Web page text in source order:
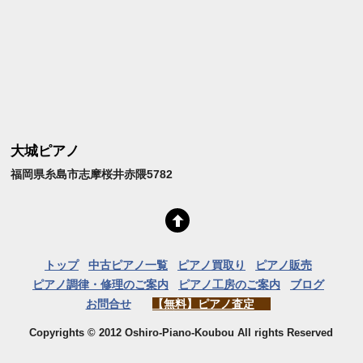
大城ピアノ
福岡県糸島市志摩桜井赤隈5782
トップ 中古ピアノ一覧 ピアノ買取り
ピアノ販売
ピアノ調律・修理のご案内
ピアノ工房のご案内
ブログ
お問合せ
【無料】ピアノ査定
Copyrights © 2012 Oshiro-Piano-Koubou All rights Reserved